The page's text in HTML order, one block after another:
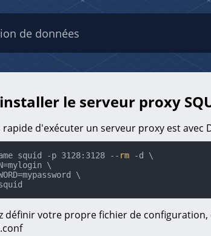
de données
le serveur proxy
rapide d'exécuter un serveur proxy est avec
squid -p 3128:3128 -- rm -d \
définir votre propre fichier de